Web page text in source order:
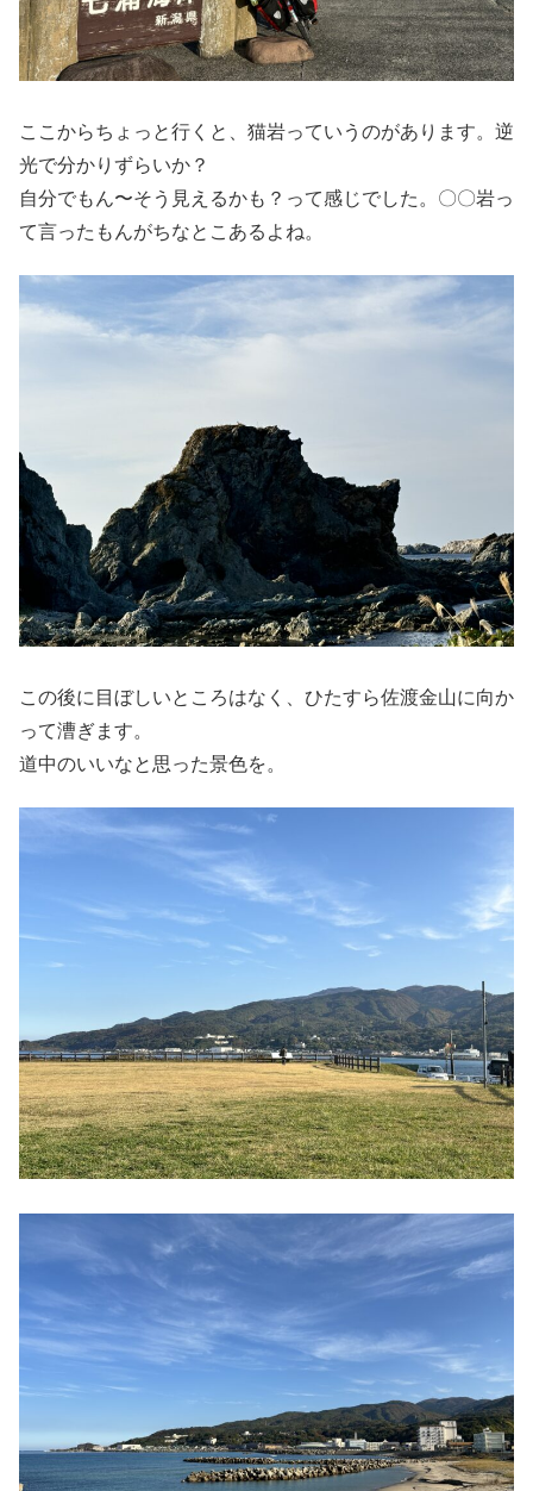
ここからちょっと行くと、猫岩っていうのがあります。逆
光で分かりずらいか？
自分でもん〜そう見えるかも？って感じでした。〇〇岩っ
て言ったもんがちなとこあるよね。
この後に目ぼしいところはなく、ひたすら佐渡金山に向か
って漕ぎます。
道中のいいなと思った景色を。